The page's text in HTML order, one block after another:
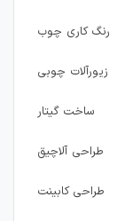
رنگ کاری چوب
زیورآلات چوبی
ساخت گیتار
طراحی آلاچیق
طراحی کابینت